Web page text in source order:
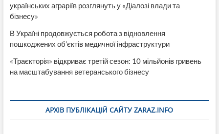
українських аграріїв розглянуть у «Діалозі влади та
бізнесу»
В Україні продовжується робота з відновлення
пошкоджених об’єктів медичної інфраструктури
«Траєкторія» відкриває третій сезон: 10 мільйонів гривень
на масштабування ветеранського бізнесу
АРХІВ ПУБЛІКАЦІЙ САЙТУ ZARAZ.INFO